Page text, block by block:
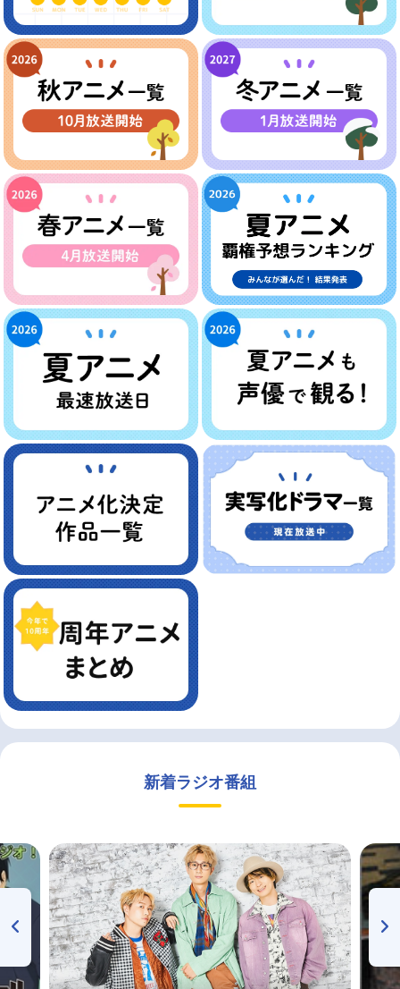
新着ラジオ番組